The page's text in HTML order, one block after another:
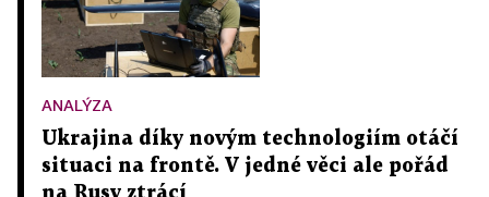
ANALÝZA
Ukrajina díky novým technologiím otáčí
situaci na frontě. V jedné věci ale pořád
na Rusy ztrácí